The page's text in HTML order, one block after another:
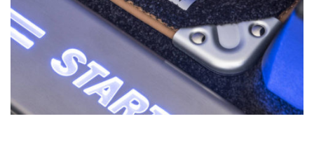
werden.
Die
Daten
werden
abgeschlossener
Ihrer